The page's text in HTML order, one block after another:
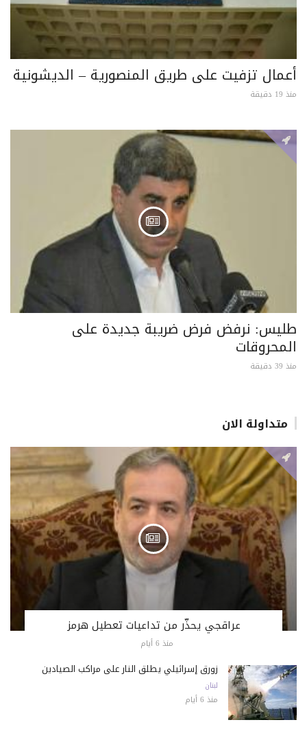
أعمال تزفيت على طريق المنصورية – الديشونية
منذ 19 دقيقة
طليس: نرفض فرض ضريبة جديدة على
المحروقات
منذ 39 دقيقة
متداولة الان
عراقجي يحذّر من تداعيات تعطيل هرمز
منذ 6 أيام
زورق إسرائيلي يطلق النار على مراكب الصيادين
لبنان
منذ 6 أيام